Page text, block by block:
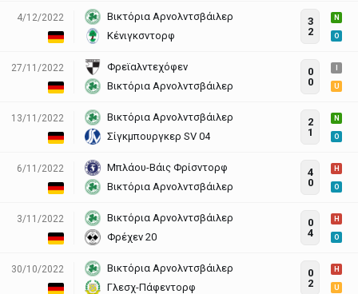
4/12/2022
Βικτόρια Αρνολντσβάιλερ
Κένιγκσντορφ
3
2
N
O
27/11/2022
Φρεϊαλντεχόφεν
Βικτόρια Αρνολντσβάιλερ
0
0
U
13/11/2022
Βικτόρια Αρνολντσβάιλερ
Σίγκμπουργκερ SV 04
2
1
N
O
6/11/2022
Μπλάου-Βάις Φρίσντορφ
Βικτόρια Αρνολντσβάιλερ
4
0
H
O
3/11/2022
Βικτόρια Αρνολντσβάιλερ
Φρέχεν 20
0
4
H
O
30/10/2022
Βικτόρια Αρνολντσβάιλερ
Γλεσχ-Πάφεντορφ
0
2
H
U